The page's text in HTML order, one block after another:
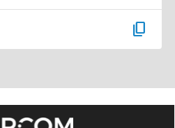
content_copy